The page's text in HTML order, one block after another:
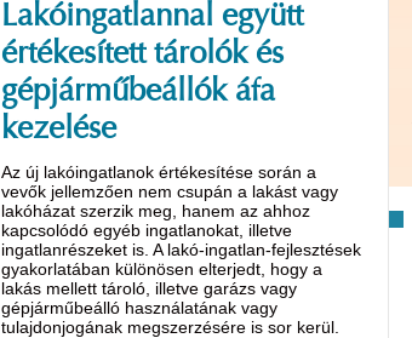
Lakóingatlannal együtt
értékesített tárolók és
gépjárműbeállók áfa
kezelése
Az új lakóingatlanok értékesítése során a
vevők jellemzően nem csupán a lakást vagy
lakóházat szerzik meg, hanem az ahhoz
kapcsolódó egyéb ingatlanokat, illetve
ingatlanrészeket is. A lakó-ingatlan-fejlesztések
gyakorlatában különösen elterjedt, hogy a
lakás mellett tároló, illetve garázs vagy
gépjárműbeálló használatának vagy
tulajdonjogának megszerzésére is sor kerül.